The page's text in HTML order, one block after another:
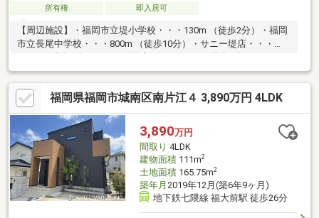
所有権
即入居可
【周辺施設】・福岡市立堤小学校・・・130m （徒歩2分）・福岡
市立長尾中学校・・・800m （徒歩10分）・サニー堤店・・・
ン城南堤店・・・310ｍ（徒歩4分）・樋井川南公園・・・160ｍ
（徒歩2分）・マルキョウ東油山店・・・800ｍ（徒歩10分）お気
軽にお問い合わせください！
福岡県福岡市城南区南片江４ 3,890万円 4LDK
3,890万円
間取り 4LDK
建物面積111m2
土地面積165.75m2
築年月 2019年12月(築6年9ヶ月)
地下鉄七隈線 福大前駅 徒歩26分